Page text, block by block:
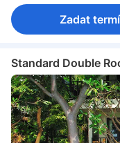
Zadat
Standard Double